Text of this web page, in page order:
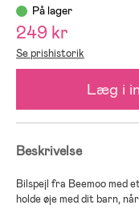
På lager
249 kr
Se prishistorik
Læg i
Beskrivelse
Bilspejl fra Beemoo med
holde øje med dit barn,